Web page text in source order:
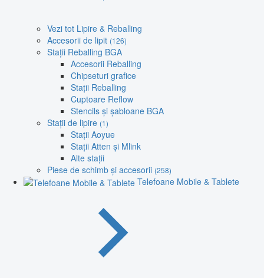
Vezi tot Lipire & Reballing
Accesorii de lipit (126)
Stații Reballing BGA
Accesorii Reballing
Chipseturi grafice
Stații Reballing
Cuptoare Reflow
Stencils și șabloane BGA
Stații de lipire (1)
Stații Aoyue
Stații Atten și Mlink
Alte stații
Piese de schimb și accesorii (258)
Telefoane Mobile & Tablete